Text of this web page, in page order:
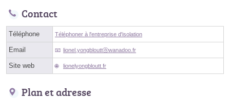
Contact
Téléphone Téléphoner à l'entreprise d'isolation
Email lionel.yongblouttⓐwanadoo.fr
Site web lionelyongbloutt.fr
Plan et adresse